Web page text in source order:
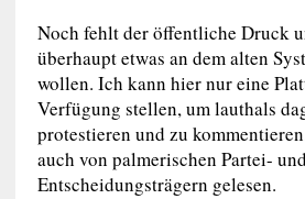
Noch fehlt der öffentliche Druck
überhaupt etwas an dem alten
wollen. Ich kann hier nur eine
Verfügung stellen, um lauthals
protestieren und zu
auch von palmerischen Partei- und
Entscheidungsträgern gelesen.